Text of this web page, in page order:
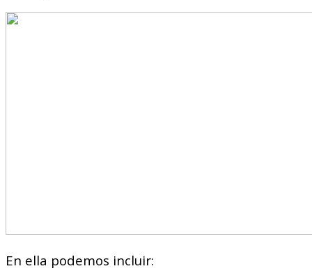
En ella podemos incluir: